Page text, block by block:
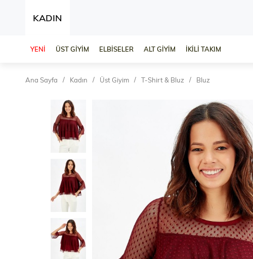
KADIN
YENİ ÜST GİYİM ELBİSELER ALT GİYİM İKİLİ TAKIM
Ana Sayfa Kadın Üst Giyim T-Shirt & Bluz Bluz